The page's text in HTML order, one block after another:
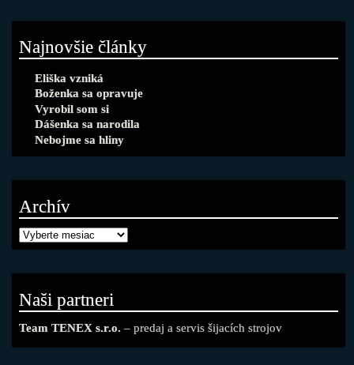
Najnovšie články
Eliška vzniká
Boženka sa opravuje
Vyrobil som si
Dášenka sa narodila
Nebojme sa hliny
Archív
Naši partneri
Team TENEX s.r.o. – predaj a servis šijacích strojov